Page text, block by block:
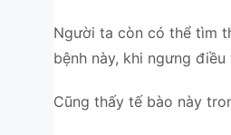
Người ta còn có thể tìm
bệnh này, khi ngưng
Cũng thấy tế bào này